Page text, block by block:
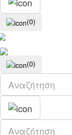
(0)
(0)